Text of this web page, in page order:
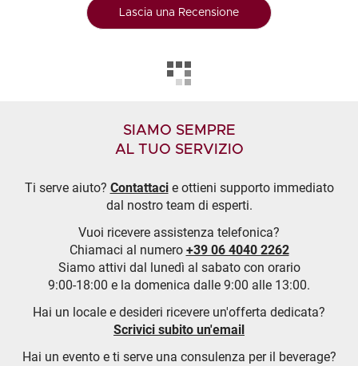
Lascia una Recensione
SIAMO SEMPRE
AL TUO SERVIZIO
Ti serve aiuto? Contattacie ottieni supporto immediato
dal nostro team di esperti.
Vuoi ricevere assistenza telefonica?
Chiamaci al numero +39 06 4040 2262
Siamo attivi dal lunedì al sabato con orario
9:00-18:00 e la domenica dalle 9:00 alle 13:00.
Hai un locale e desideri ricevere un'offerta dedicata?
Scrivici subito un'email
Hai un evento e ti serve una consulenza per il beverage?